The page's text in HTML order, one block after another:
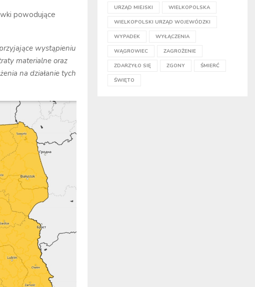
powodujące
wystąpieniu
materialne oraz
na działanie tych
URZĄD MIEJSKI WIELKOPOLSKA
WIELKOPOLSKI URZĄD WOJEWÓDZKI
WYPADEK WYŁĄCZENIA
WĄGROWIEC ZAGROŻENIE
ZDARZYŁO SIĘ ZGONY ŚMIERĆ
ŚWIĘTO